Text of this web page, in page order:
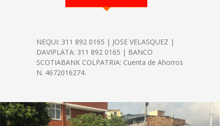
NEQUI: 311 892 0165 | JOSE VELASQUEZ |
DAVIPLATA: 311 892 0165 | BANCO
SCOTIABANK COLPATRIA: Cuenta de Ahorros
N. 4672016274.